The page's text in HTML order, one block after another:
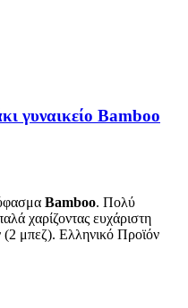
γυναικείο Bamboo
Bamboo. Πολύ
χαρίζοντας ευχάριστη
μπεζ). Ελληνικό Προϊόν